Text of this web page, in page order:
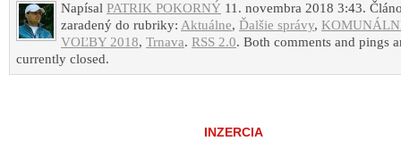
Napísal PATRIK POKORNÝ 11. novembra 2018 3:43.
zaradený do rubriky: Aktuálne, Ďalšie správy,
VOĽBY 2018, Trnava. RSS 2.0. Both comments and pings
currently closed.
INZERCIA